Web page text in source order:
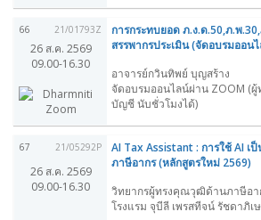
66 21/01793Z
26 ส.ค. 2569
09.00-16.30
การกระทบยอด ภ.ง.ด.50,ภ.พ
สรรพากรประเมิน (จัดอบรมออน
อาจารย์กวินทิพย์ บุญสร้าง
จัดอบรมออนไลน์ผ่าน ZOOM (
บัญชี นับชั่วโมงได้)
67 21/05292P
26 ส.ค. 2569
09.00-16.30
AI Tax Assistant : การใช้ AI เ
ภาษีอากร (หลักสูตรใหม่ 2569)
วิทยากรผู้ทรงคุณวุฒิด้านภาษีอา
โรงแรม จุบีลี เพรสทีจน์ รัชดาภิเ